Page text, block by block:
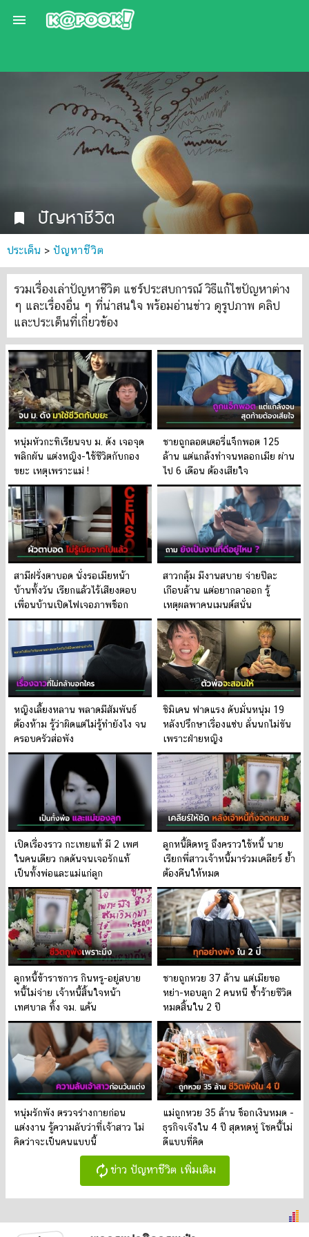

bookmark ปัญหาชีวิต
ประเด็น > ปัญหาชีวิต
รวมเรื่องเล่าปัญหาชีวิต แชร์ประสบการณ์ วิธีแก้ไขปัญหาต่าง
ๆ และเรื่องอื่น ๆ ที่น่าสนใจ พร้อมอ่านข่าว ดูรูปภาพ คลิป
และประเด็นที่เกี่ยวข้อง
หนุ่มหัวกะทิเรียนจบ ม. ดัง เจอจุด
พลิกผัน แต่งหญิง-ใช้ชีวิตกับกอง
ขยะ เหตุเพราะแม่ !
ชายถูกลอตเตอรี่แจ็กพอต 125
ล้าน แต่แกล้งทำจนหลอกเมีย ผ่าน
ไป 6 เดือน ต้องเสียใจ
สามีฝรั่งตาบอด นั่งรอเมียหน้า
บ้านทั้งวัน เรียกแล้วไร้เสียงตอบ
เพื่อนบ้านเปิดไฟเจอภาพช็อก
สาวกลุ้ม มีงานสบาย จ่ายปีละ
เกือบล้าน แต่อยากลาออก รู้
เหตุผลพาคนเมนต์สนั่น
หญิงเลี้ยงหลาน พลาดมีสัมพันธ์
ต้องห้าม รู้ว่าผิดแต่ไม่รู้ทำยังไง จน
ครอบครัวส่อพัง
ชิมิเคน ฟาดแรง ดับมั่นหนุ่ม 19
หลังปรึกษาเรื่องแซ่บ ลั่นนกไม่ขัน
เพราะฝ่ายหญิง
เปิดเรื่องราว กะเทยแท้ มี 2 เพศ
ในคนเดียว กดดันจนเจอรักแท้
เป็นทั้งพ่อและแม่แก่ลูก
ลูกหนี้ติดหรู ถึงคราวใช้หนี้ นาย
เรียกพี่สาวเจ้าหนี้มาร่วมเคลียร์ ย้ำ
ต้องคืนให้หมด
ลูกหนี้ข้าราชการ กินหรู-อยู่สบาย
หนี้ไม่จ่าย เจ้าหนี้สิ้นใจหน้า
เทศบาล ทิ้ง จม. แค้น
ชายถูกหวย 37 ล้าน แต่เมียขอ
หย่า-หอบลูก 2 คนหนี ซ้ำร้ายชีวิต
หมดสิ้นใน 2 ปี
หนุ่มรักพัง ตรวจร่างกายก่อน
แต่งงาน รู้ความลับว่าที่เจ้าสาว ไม่
คิดว่าจะเป็นคนแบบนี้
แม่ถูกหวย 35 ล้าน ช็อกเงินหมด -
ธุรกิจเจ๊งใน 4 ปี สุดหดหู่ โชคนี้ไม่
ดีแบบที่คิด
autorenew ข่าว ปัญหาชีวิต เพิ่มเติม